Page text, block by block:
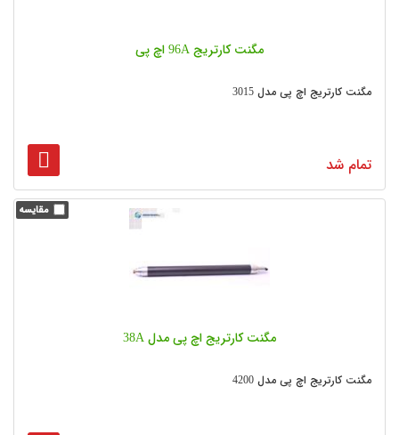
مگنت کارتریج 96A اچ پی
مگنت کارتریج اچ پی مدل 3015
تمام شد
مگنت کارتریج اچ پی مدل 38A
مگنت کارتریج اچ پی مدل 4200